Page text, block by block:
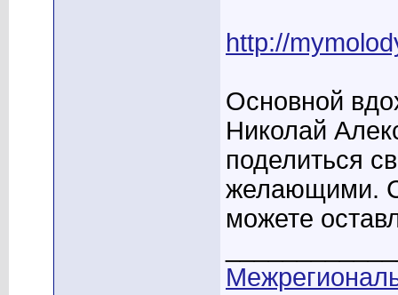
http://
Основной
Николай
поделиться
желающими.
можете